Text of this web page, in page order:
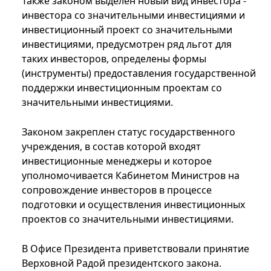
инвестора со значительными инвестициями и
инвестиционный проект со значительными
инвестициями, предусмотрен ряд льгот для
таких инвесторов, определены формы
(инструменты) предоставления государственной
поддержки инвестиционным проектам со
значительными инвестициями.
Законом закреплен статус государственного
учреждения, в состав которой входят
инвестиционные менеджеры и которое
уполномочивается Кабинетом Министров на
сопровождение инвесторов в процессе
подготовки и осуществления инвестиционных
проектов со значительными инвестициями.
В Офисе Президента приветствовали принятие
Верховной Радой президентского закона.